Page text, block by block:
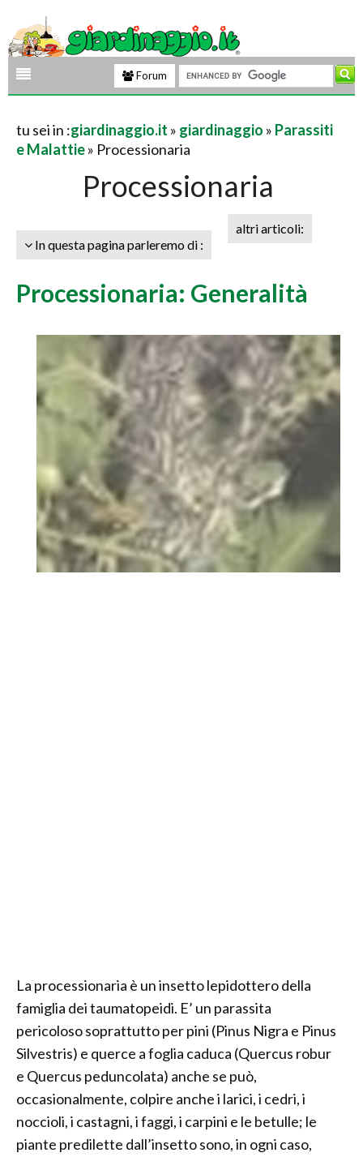
Forum
tu sei in :giardinaggio.it » giardinaggio » Parassiti
e Malattie» Processionaria
Processionaria
In questa pagina parleremo di :
altri articoli:
Processionaria: Generalità
La processionaria è un insetto lepidottero della
famiglia dei taumatopeidi. E’ un parassita
pericoloso soprattutto per pini (Pinus Nigra e Pinus
Silvestris) e querce a foglia caduca (Quercus robur
e Quercus peduncolata) anche se può,
occasionalmente, colpire anche i larici, i cedri, i
noccioli, i castagni, i faggi, i carpini e le betulle; le
piante predilette dall’insetto sono, in ogni caso,